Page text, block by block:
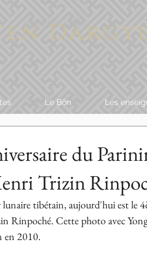
Le Bön Les
du
Trizin
tibétain, aujourd'hui est le
Rinpoché. Cette photo avec
en 2010.